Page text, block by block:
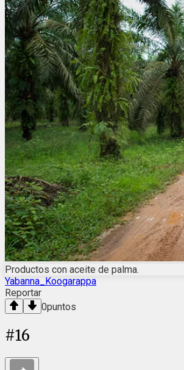
Productos con aceite de palma.
Yabanna_Koogarappa
Reportar
0puntos
#16